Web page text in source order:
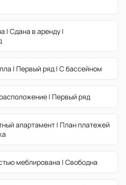
| Сдана в аренду |
| Первый ряд | С бассейном
| Первый ряд
апартамент | План платежей
меблирована | Свободна